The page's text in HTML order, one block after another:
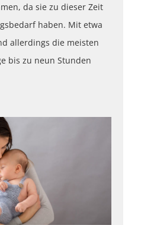
da sie zu dieser Zeit
haben. Mit etwa
allerdings die meisten
bis zu neun Stunden